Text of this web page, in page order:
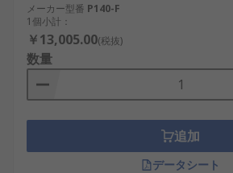
メーカー型番 P140-F
1個小計：
￥13,005.00(税抜)
数量
追加
データシート